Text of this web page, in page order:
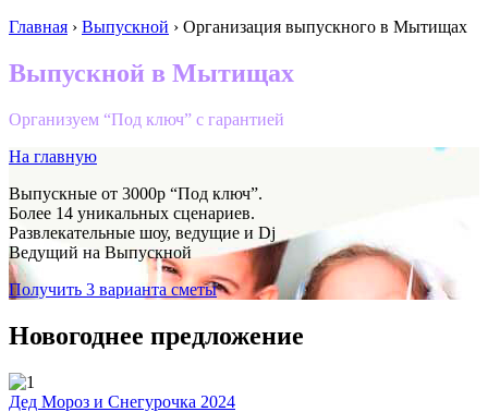
Главная › Выпускной › Организация выпускного в Мытищах
Выпускной в Мытищах
Организуем “Под ключ” с гарантией
На главную
Выпускные от 3000р “Под ключ”.
Более 14 уникальных сценариев.
Развлекательные шоу, ведущие и Dj
Ведущий на Выпускной
Получить 3 варианта сметы
Новогоднее предложение
Дед Мороз и Снегурочка 2024